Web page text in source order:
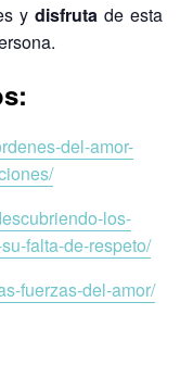
y disfruta de esta
del-amor-
los-
falta-de-respeto/
fuerzas-del-amor/